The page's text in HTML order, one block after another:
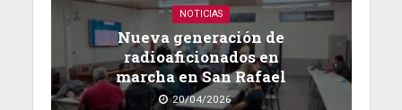
NOTICIAS
Nueva generación de
radioaficionados en
marcha en San Rafael
20/04/2026